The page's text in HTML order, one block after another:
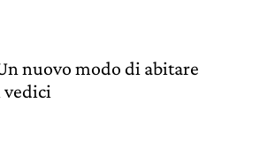
nuovo modo di abitare